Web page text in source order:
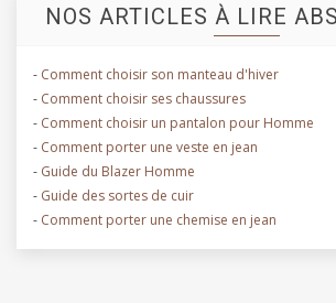
NOS ARTICLES À LIRE
- Comment choisir son manteau d'hiver
- Comment choisir ses chaussures
- Comment choisir un pantalon pour Homme
- Comment porter une veste en jean
- Guide du Blazer Homme
- Guide des sortes de cuir
- Comment porter une chemise en jean